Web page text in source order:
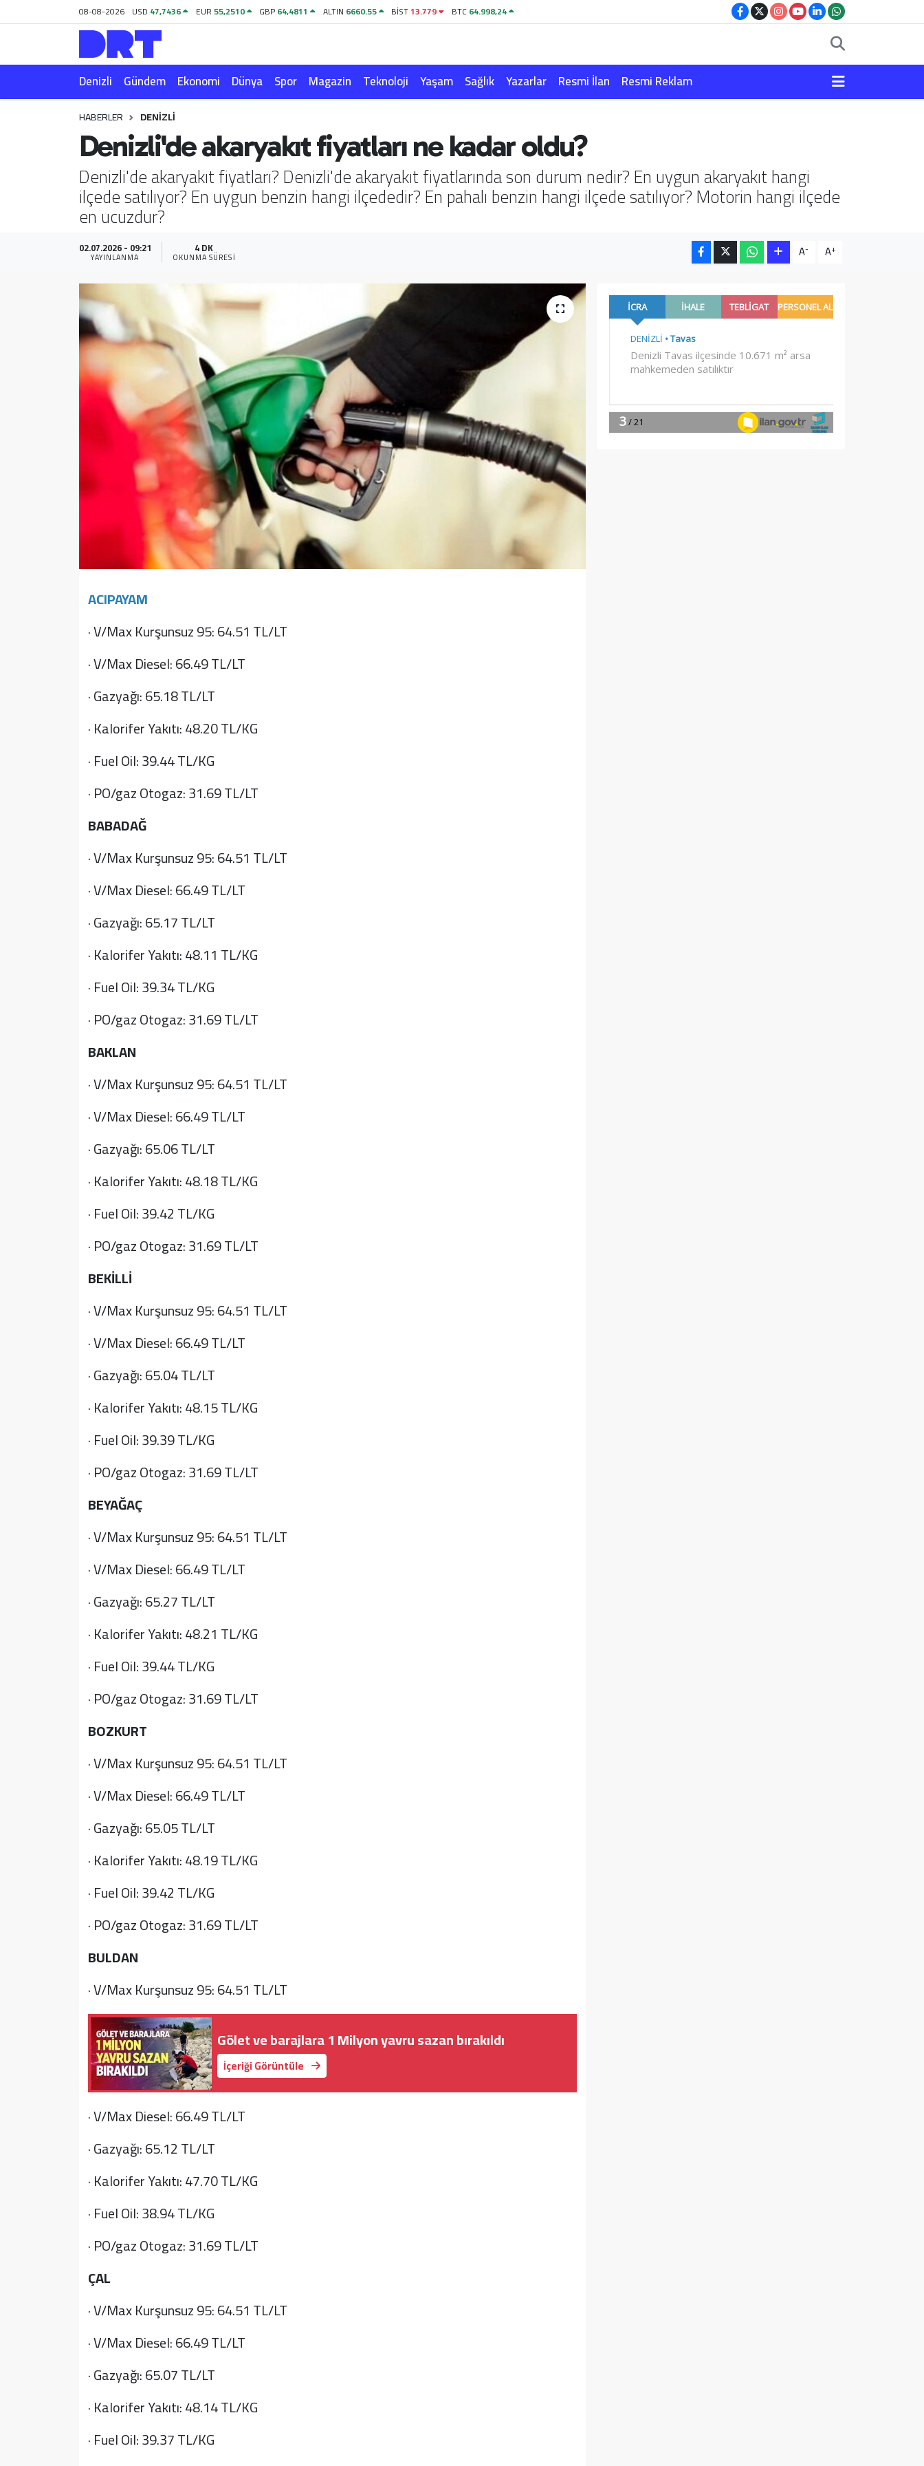
08-08-2026 USD 47,7436 EUR55,2510 GBP64,4811 ALTIN 6660.55 BİST13.779 BTC64.998,24
Denizli Gündem Ekonomi Dünya Spor Magazin Teknoloji Yaşam Sağlık Yazarlar Resmi İlan Resmi Reklam
HABERLER DENIZLI
Denizli'de akaryakıt fiyatları ne kadar oldu?
Denizli'de akaryakıt fiyatları? Denizli'de akaryakıt fiyatlarında son durum nedir? En uygun akaryakıt hangi
ilçede satılıyor? En uygun benzin hangi ilçededir? En pahalı benzin hangi ilçede satılıyor? Motorin hangi ilçede
en ucuzdur?
02.07.2026 - 09:21
YAYINLANMA
4 DK
OKUNMA SÜRESI A- A+
ACIPAYAM
· V/Max Kurşunsuz 95: 64.51 TL/LT
· V/Max Diesel: 66.49 TL/LT
· Gazyağı: 65.18 TL/LT
· Kalorifer Yakıtı: 48.20 TL/KG
· Fuel Oil: 39.44 TL/KG
· PO/gaz Otogaz: 31.69 TL/LT
BABADAĞ
· V/Max Kurşunsuz 95: 64.51 TL/LT
· V/Max Diesel: 66.49 TL/LT
· Gazyağı: 65.17 TL/LT
· Kalorifer Yakıtı: 48.11 TL/KG
· Fuel Oil: 39.34 TL/KG
· PO/gaz Otogaz: 31.69 TL/LT
BAKLAN
· V/Max Kurşunsuz 95: 64.51 TL/LT
· V/Max Diesel: 66.49 TL/LT
· Gazyağı: 65.06 TL/LT
· Kalorifer Yakıtı: 48.18 TL/KG
· Fuel Oil: 39.42 TL/KG
· PO/gaz Otogaz: 31.69 TL/LT
BEKİLLİ
· V/Max Kurşunsuz 95: 64.51 TL/LT
· V/Max Diesel: 66.49 TL/LT
· Gazyağı: 65.04 TL/LT
· Kalorifer Yakıtı: 48.15 TL/KG
· Fuel Oil: 39.39 TL/KG
· PO/gaz Otogaz: 31.69 TL/LT
BEYAĞAÇ
· V/Max Kurşunsuz 95: 64.51 TL/LT
· V/Max Diesel: 66.49 TL/LT
· Gazyağı: 65.27 TL/LT
· Kalorifer Yakıtı: 48.21 TL/KG
· Fuel Oil: 39.44 TL/KG
· PO/gaz Otogaz: 31.69 TL/LT
BOZKURT
· V/Max Kurşunsuz 95: 64.51 TL/LT
· V/Max Diesel: 66.49 TL/LT
· Gazyağı: 65.05 TL/LT
· Kalorifer Yakıtı: 48.19 TL/KG
· Fuel Oil: 39.42 TL/KG
· PO/gaz Otogaz: 31.69 TL/LT
BULDAN
· V/Max Kurşunsuz 95: 64.51 TL/LT
Gölet ve barajlara 1 Milyon yavru sazan bırakıldı
İçeriği Görüntüle
· V/Max Diesel: 66.49 TL/LT
· Gazyağı: 65.12 TL/LT
· Kalorifer Yakıtı: 47.70 TL/KG
· Fuel Oil: 38.94 TL/KG
· PO/gaz Otogaz: 31.69 TL/LT
ÇAL
· V/Max Kurşunsuz 95: 64.51 TL/LT
· V/Max Diesel: 66.49 TL/LT
· Gazyağı: 65.07 TL/LT
· Kalorifer Yakıtı: 48.14 TL/KG
· Fuel Oil: 39.37 TL/KG
Gündem
Ekonomi
Magazin
Yazarlar
Hava Durumu
Trafik Durumu
Puan Durumu ve Fikstür
Tüm Manşetler
Son Dakika Haberleri
Haber Arşivi